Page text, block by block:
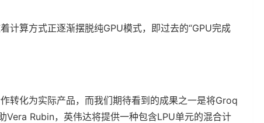
算方式正逐渐摆脱纯GPU模式，即过去的“GPU完成
转化为实际产品，而我们期待看到的成果之一是将Groq
Rubin，英伟达将提供一种包含LPU单元的混合计